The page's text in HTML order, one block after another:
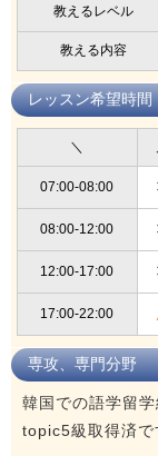
教えるレベル
教える内容
レッスン希望時間
＼
07:00-08:00
08:00-12:00
12:00-17:00
17:00-22:00
専攻、専門分野
韓国での語学留
topic5級取得済で